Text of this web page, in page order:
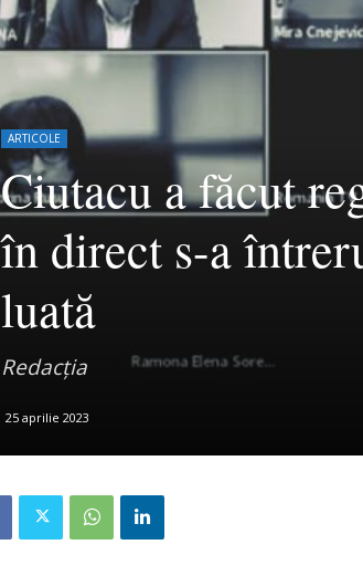
ARTICOLE
Ciutacu a făcut
în direct s-a
luată
Redacția
25 aprilie 2023